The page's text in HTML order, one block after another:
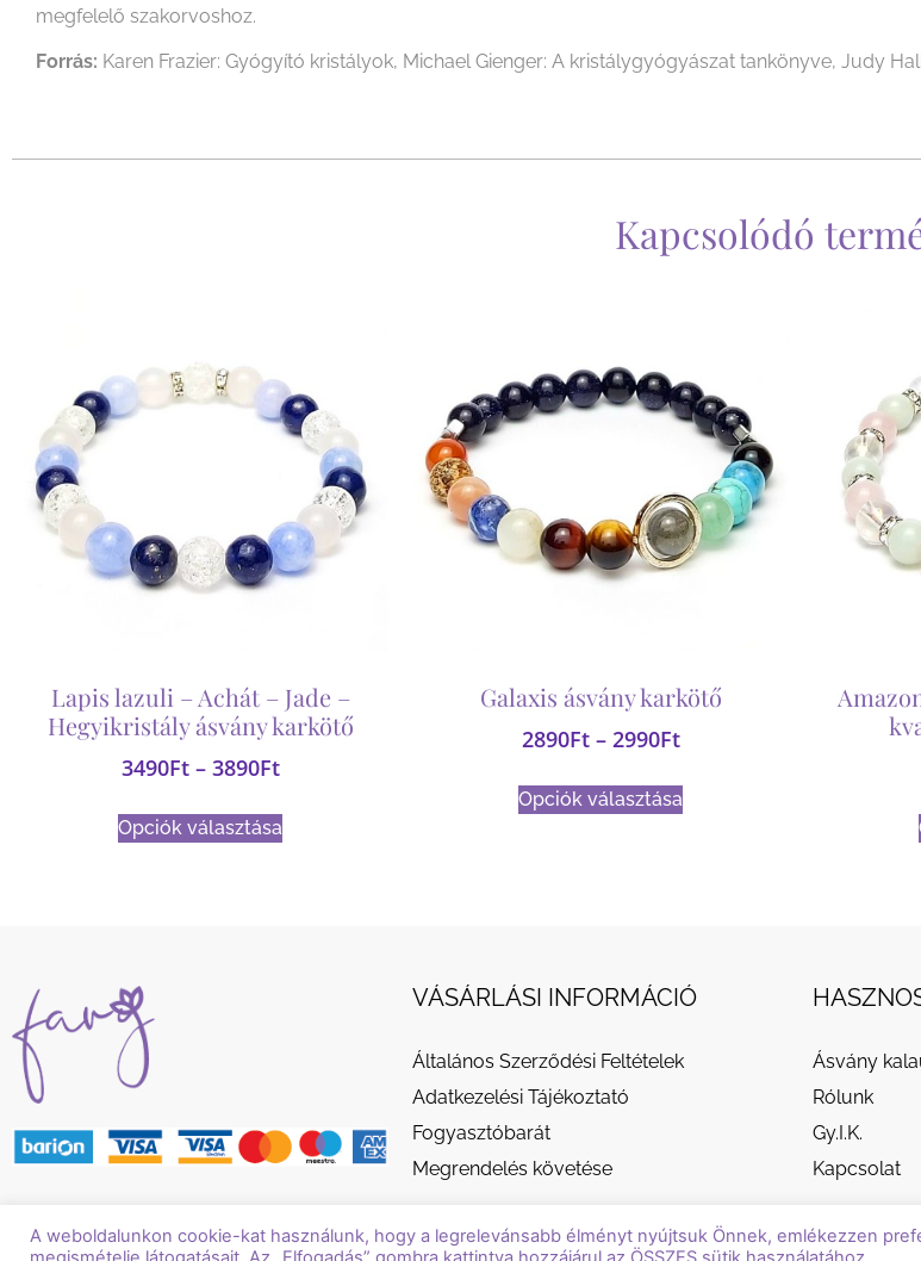
megfelelő szakorvoshoz.
Forrás: Karen Frazier: Gyógyító kristályok, Michael Gienger: A kristálygyógyászat tankönyve, Judy
Kapcsolódó
Lapis lazuli – Achát – Jade –
Hegyikristály ásvány karkötő
3490Ft – 3890Ft
Opciók választása
Galaxis ásvány karkötő
2890Ft – 2990Ft
Opciók választása
VÁSÁRLÁSI INFORMÁCIÓ
Általános Szerződési Feltételek
Adatkezelési Tájékoztató
Fogyasztóbarát
Megrendelés követése
Ásvány
Rólunk
Gy.I.K.
Kapcsolat
A weboldalunkon cookie-kat használunk, hogy a legrelevánsabb élményt nyújtsuk Önnek, emlékezzen